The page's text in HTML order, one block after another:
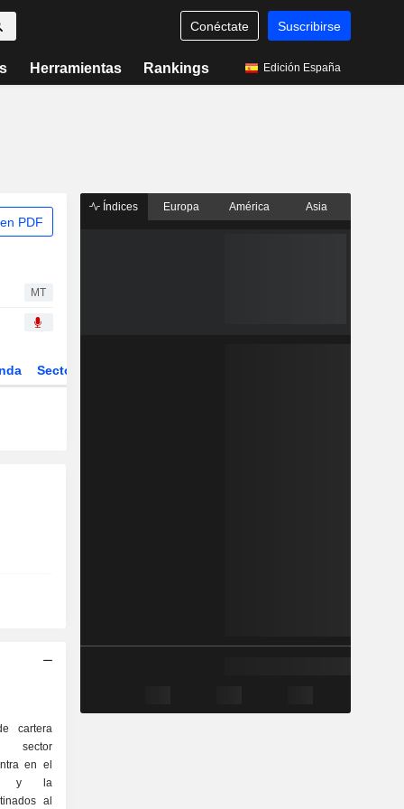
Conéctate Suscribirse
Herramientas Rankings Edición España
PDF
MT
Sector
cartera
sector
en el
y la
al
Índices Europa América Asia